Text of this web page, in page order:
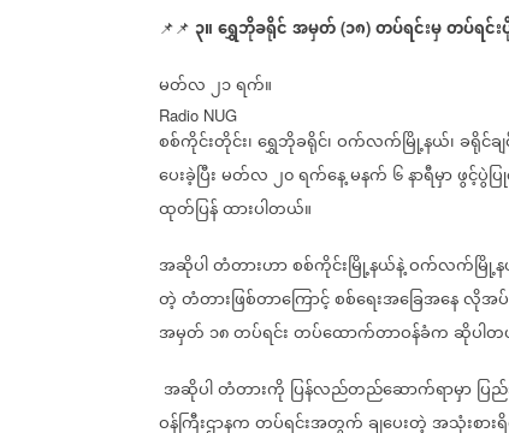
📌📌 ၃။ရွှေဘိုခရိုင်အမှတ် (၁၈) တပ်ရင်းမှတပ်ရင်း
မတ်လ၂၁ရက်။
Radio NUG
စစ်ကိုင်းတိုင်း၊ရွှေဘိုခရိုင်၊ဝက်လက်မြို့နယ်၊ခရိုင်
ပေးခဲ့ပြီးမတ်လ၂၀ရက်နေ့မနက် ၆နာရီမှာဖွင့်ပွဲပ
ထုတ်ပြန်ထားပါတယ်။
အဆိုပါတံတားဟာစစ်ကိုင်းမြို့နယ်နဲ့ဝက်လက်မြို့
တဲ့တံတားဖြစ်တာကြောင့်စစ်ရေးအခြေအနေလိုအ
အမှတ် ၁၈တပ်ရင်းတပ်ထောက်တာဝန်ခံကဆိုပါ
အဆိုပါတံတားကို ပြန်လည်တည်ဆောက်ရာမှာပ
ဝန်ကြီးဌာနကတပ်ရင်းအတွက်ချပေးတဲ့အသုံးစား